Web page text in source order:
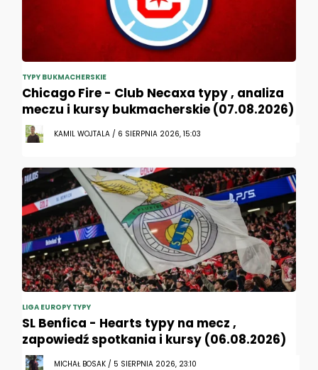
TYPY BUKMACHERSKIE
Chicago Fire - Club Necaxa typy , analiza
meczu i kursy bukmacherskie (07.08.2026)
KAMIL WOJTALA / 6 SIERPNIA 2026, 15:03
LIGA EUROPY TYPY
SL Benfica - Hearts typy na mecz ,
zapowiedź spotkania i kursy (06.08.2026)
MICHAŁ BOSAK / 5 SIERPNIA 2026, 23:10